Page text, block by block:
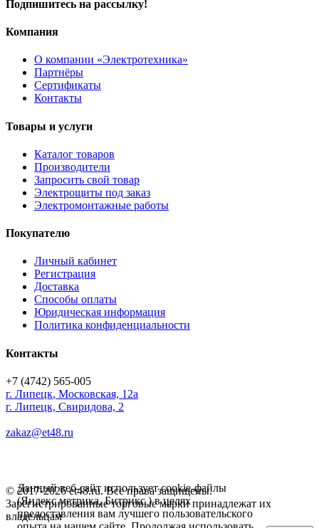
Подпишитесь на рассылку!
Компания
О компании «Электротехника»
Партнёры
Сертификаты
Контакты
Товары и услуги
Каталог товаров
Производители
Запросить свой товар
Электрощиты под заказ
Электромонтажные работы
Покупателю
Личный кабинет
Регистрация
Доставка
Способы оплаты
Юридическая информация
Политика конфиденциальности
Контакты
+7 (4742) 565-005
г. Липецк, Московская, 12а
г. Липецк, Свиридова, 2
zakaz@et48.ru
© 2017-2026 et48.ru. Все права защищены.
Зарегистрированные торговые марки принадлежат их
владельцам
Данный веб-сайт использует cookie-файлы
(Яндекс метрика, Битрикс ) в целях
предоставления вам лучшего пользовательского